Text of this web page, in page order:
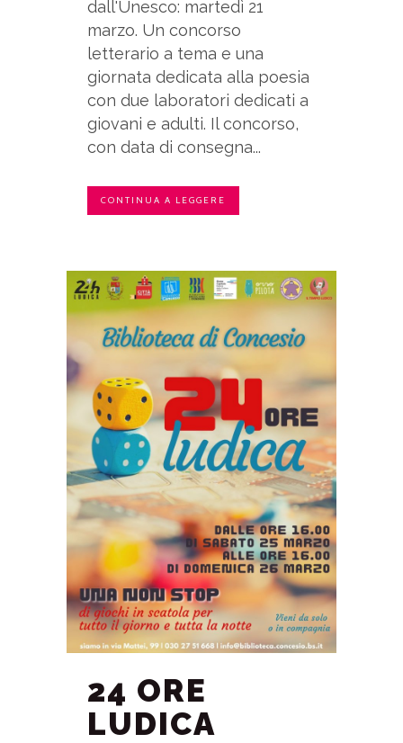
dall'Unesco: martedì 21
marzo. Un concorso
letterario a tema e una
giornata dedicata alla poesia
con due laboratori dedicati a
giovani e adulti. Il concorso,
con data di consegna...
CONTINUA A LEGGERE
24 ORE
LUDICA